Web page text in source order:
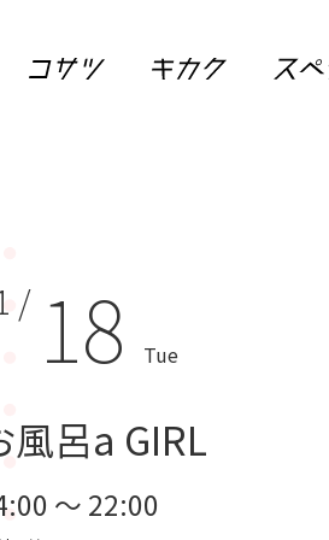
/ 18 Tue
風呂a GIRL
～ 22:00